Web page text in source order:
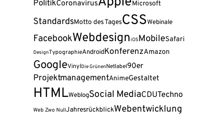
PolitikCoronavirus Microsoft
StandardsMotto des TagesCSSWebinale
FacebookWebdesigniOSMobileSafari
DesignTypographieAndroidKonferenzAmazon
GoogleVinylDie GrünenNetlabel90er
ProjektmanagementAnimeGestaltet
HTMLWeblogSocial MediaCDUTechno
Web Zwo NullJahresrückblickWebentwicklung